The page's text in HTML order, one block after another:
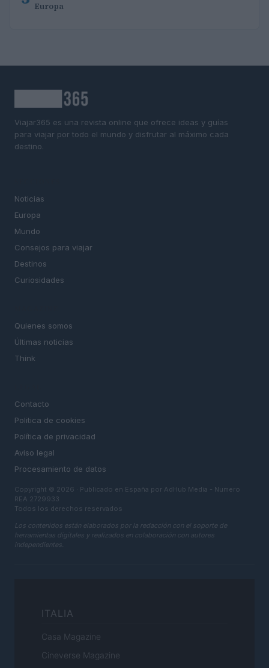
Europa
Viajar365 es una revista online que ofrece ideas y guías
para viajar por todo el mundo y disfrutar al máximo cada
destino.
Noticias
Europa
Mundo
Consejos para viajar
Destinos
Curiosidades
Quienes somos
Últimas noticias
Think
Contacto
Politica de cookies
Política de privacidad
Aviso legal
Procesamiento de datos
Copyright © 2026 · Publicado en España por AdHub Media - Numero
REA 2729933
Todos los derechos reservados
Los contenidos están elaborados por la redacción con el soporte de
herramientas digitales y realizados en colaboración con autores
independientes.
ITALIA
Casa Magazine
Cineverse Magazine